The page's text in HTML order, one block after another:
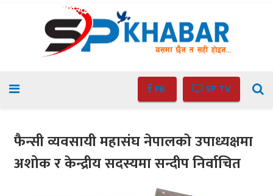
FB SP TV
फैन्सी व्यवसायी महासंघ नेपालकाे उपाध्यक्षमा
अशोक र केन्द्रीय सदस्यमा सन्दीप निर्वाचित